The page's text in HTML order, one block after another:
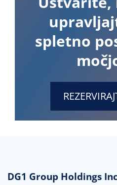
spletno
DG1 Group Holdings Inc